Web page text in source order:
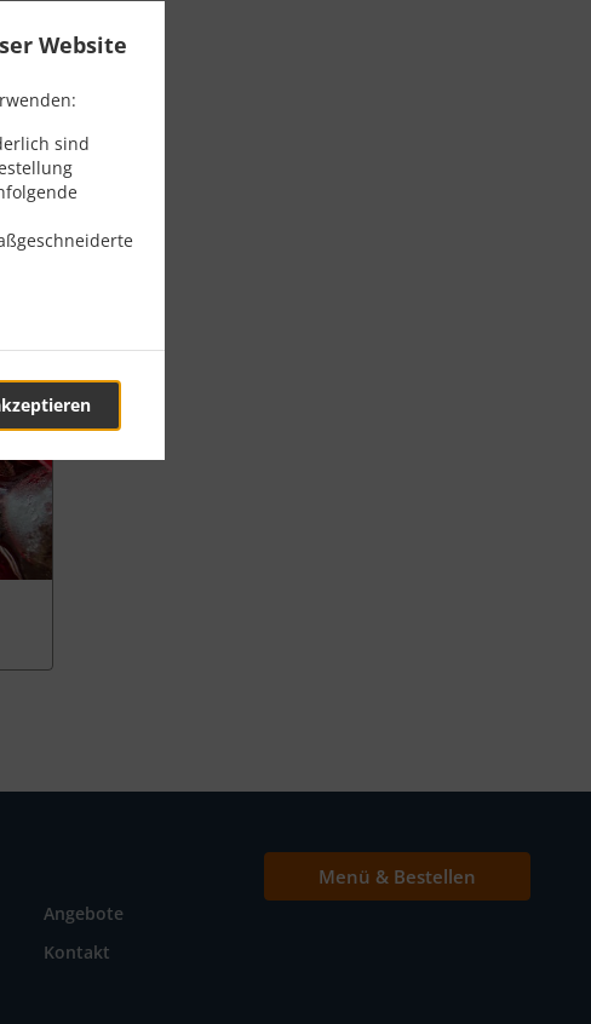
Website
sind
Angebote
Kontakt
Menü & Bestellen